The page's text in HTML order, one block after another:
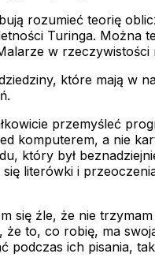
rozumieć teorię
Turinga.
w
które mają w
przemyśleć
komputerem, a nie
który był
literówki i
się źle, że nie
to, co robię, ma
podczas ich pisania,